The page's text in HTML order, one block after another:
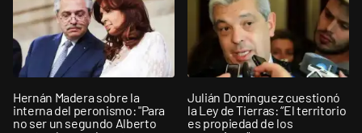
Hernán Madera sobre la
interna del peronismo: "Para
no ser un segundo Alberto
Julián Domínguez cuestionó
la Ley de Tierras: “El territorio
es propiedad de los